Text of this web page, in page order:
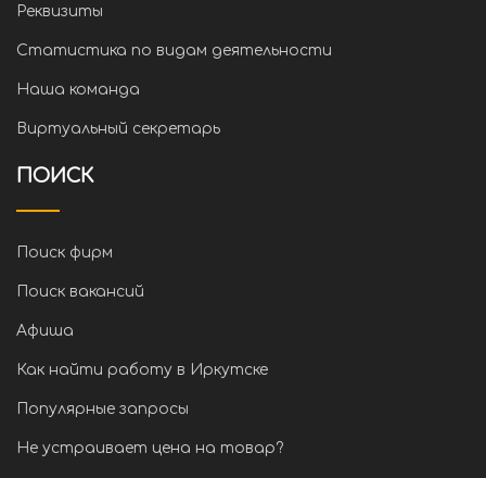
Реквизиты
Статистика по видам деятельности
Наша команда
Виртуальный секретарь
ПОИСК
Поиск фирм
Поиск вакансий
Афиша
Как найти работу в Иркутске
Популярные запросы
Не устраивает цена на товар?